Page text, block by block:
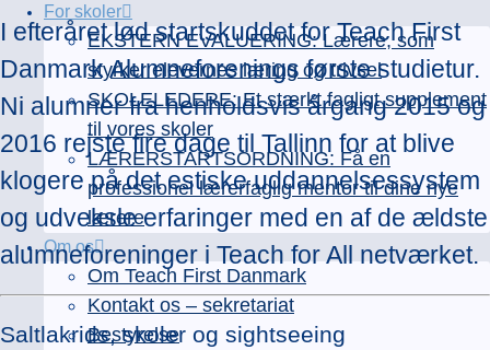
For skoler
EKSTERN EVALUERING: Lærere, som
styrker elevernes læring og trivsel
SKOLELEDERE: Et stærkt fagligt supplement
til vores skoler
LÆRERSTARTSORDNING: Få en
professionel lærerfaglig mentor til dine nye
lærere
Om os
Om Teach First Danmark
Kontakt os – sekretariat
Bestyrelse
I efteråret lød startskuddet for Teach First
Danmark Alumneforenings første studietur.
Ni alumner fra henholdsvis årgang 2015 og
2016 rejste fire dage til Tallinn for at blive
klogere på det estiske uddannelsessystem
og udveksle erfaringer med en af de ældste
alumneforeninger i Teach for All netværket.
Saltlakrids, skoler og sightseeing